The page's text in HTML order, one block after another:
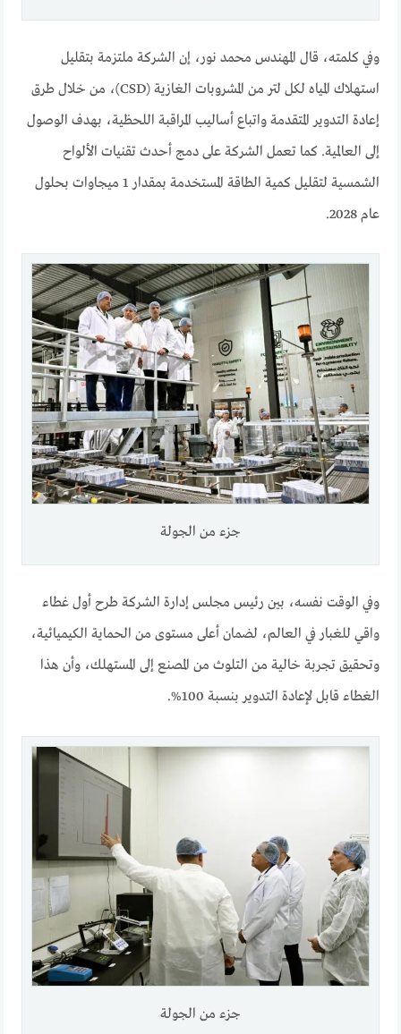
وفي كلمته، قال المهندس محمد نور، إن الشركة ملتزمة بتقليل
استهلاك المياه لكل لتر من المشروبات الغازية (CSD)، من خلال طرق
إعادة التدوير المتقدمة واتباع أساليب المراقبة اللحظية، بهدف الوصول
إلى العالمية. كما تعمل الشركة على دمج أحدث تقنيات الألواح
الشمسية لتقليل كمية الطاقة المستخدمة بمقدار 1 ميجاوات بحلول
عام 2028.
جزء من الجولة
وفي الوقت نفسه، بين رئيس مجلس إدارة الشركة طرح أول غطاء
واقي للغبار في العالم، لضمان أعلى مستوى من الحماية الكيميائية،
وتحقيق تجربة خالية من التلوث من المصنع إلى المستهلك، وأن هذا
الغطاء قابل لإعادة التدوير بنسبة 100%.
جزء من الجولة